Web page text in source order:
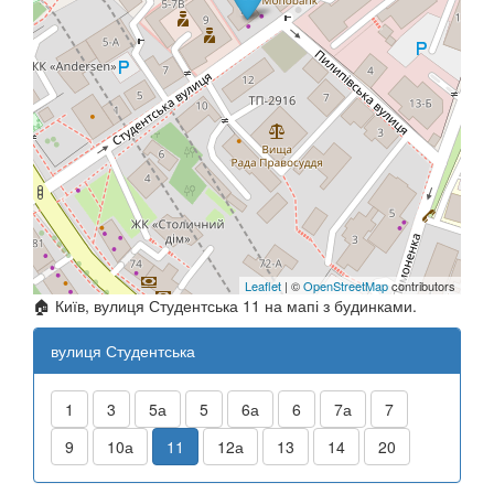
Leaflet | ©OpenStreetMapcontributors
🏠 Київ, вулиця Студентська 11 на мапі з будинками.
вулиця Студентська
1 3 5а 5 6а 6 7а
7
9
10а 11 12а 13 14 20